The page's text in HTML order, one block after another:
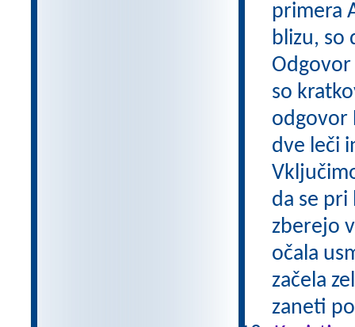
primera
blizu, so
so
odgovor
dve leči
da se pri
zberejo
očala
začela
zaneti